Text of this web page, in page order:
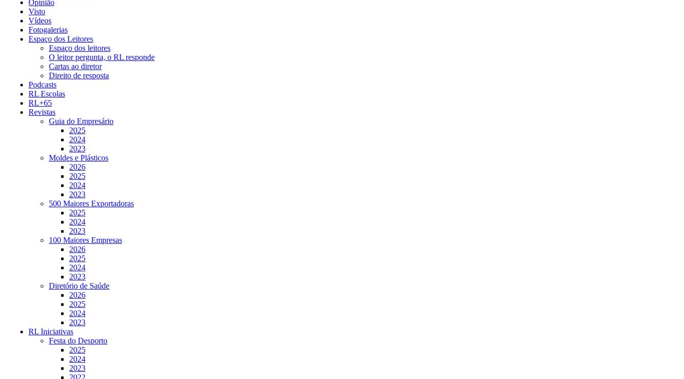
Opinião
Visto
Vídeos
Fotogalerias
Espaço dos Leitores
Espaço dos leitores
O leitor pergunta, o RL responde
Cartas ao diretor
Direito de resposta
Podcasts
RL Escolas
RL+65
Revistas
Guia do Empresário
2025
2024
2023
Moldes e Plásticos
2026
2025
2024
2023
500 Maiores Exportadoras
2025
2024
2023
100 Maiores Empresas
2026
2025
2024
2023
Diretório de Saúde
2026
2025
2024
2023
RL Iniciativas
Festa do Desporto
2025
2024
2023
2022